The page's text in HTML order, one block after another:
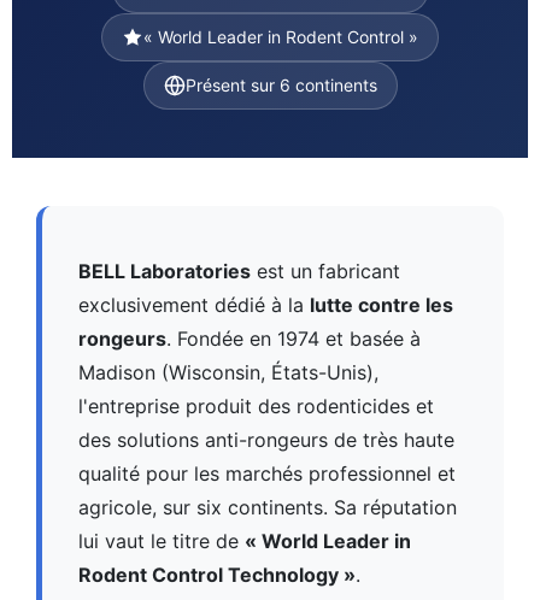
« World Leader in Rodent Control »
Présent sur 6 continents
BELL Laboratories est un fabricant
exclusivement dédié à la lutte contre les
rongeurs. Fondée en 1974 et basée à
Madison (Wisconsin, États-Unis),
l'entreprise produit des rodenticides et
des solutions anti-rongeurs de très haute
qualité pour les marchés professionnel et
agricole, sur six continents. Sa réputation
lui vaut le titre de « World Leader in
Rodent Control Technology ».